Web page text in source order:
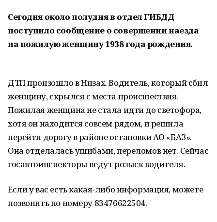
Сегодня около полудня в отдел ГИБДД
поступило сообщение о совершении наезда
на пожилую женщину 1938 года рождения.
ДТП произошло в Низах. Водитель, который сбил
женщину, скрылся с места происшествия.
Пожилая женщина не стала идти до светофора,
хотя он находится совсем рядом, и решила
перейти дорогу в районе остановки АО «БАЗ».
Она отделалась ушибами, переломов нет. Сейчас
госавтоинспекторы ведут розыск водителя.
Если у вас есть какая-либо информация, можете
позвонить по номеру 83476622504.